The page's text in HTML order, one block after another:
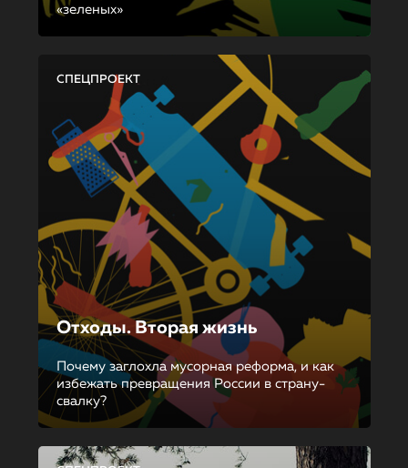
«зеленых»
СПЕЦПРОЕКТ
Отходы. Вторая жизнь
Почему заглохла мусорная реформа, и как
избежать превращения России в страну-
свалку?